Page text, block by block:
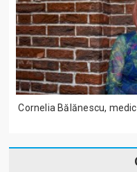
Cornelia Bălănescu,